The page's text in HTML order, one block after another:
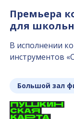
Премьера
для
В исполнении
инструментов
Большой зал